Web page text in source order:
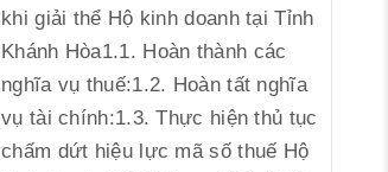
khi giải thể Hộ kinh doanh tại Tỉnh
Khánh Hòa1.1. Hoàn thành các
nghĩa vụ thuế:1.2. Hoàn tất nghĩa
vụ tài chính:1.3. Thực hiện thủ tục
chấm dứt hiệu lực mã số thuế Hộ